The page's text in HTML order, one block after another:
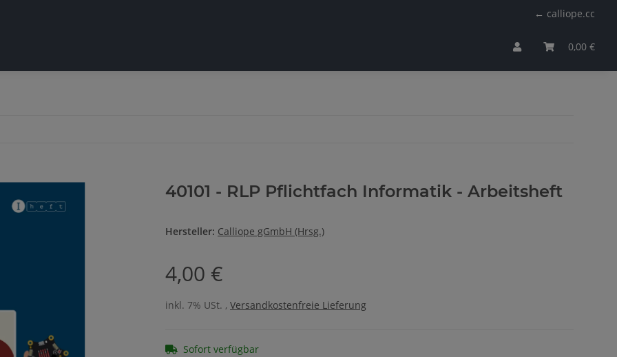
← calliope.cc
0,00 €
40101 - RLP Pflichtfach Informatik - Arbeitsheft
Hersteller: Calliope gGmbH (Hrsg.)
4,00 €
inkl. 7% USt. , Versandkostenfreie Lieferung
Sofort verfügbar